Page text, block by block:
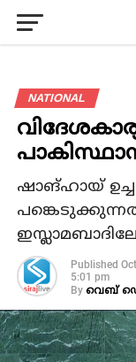
NATIONAL
ഷാങ്ഹായ്
Published
5:01 pm
By വെബ്